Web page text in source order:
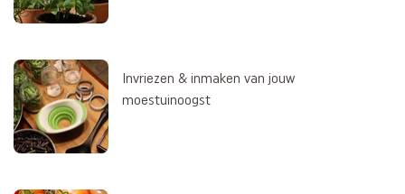
Invriezen & inmaken van jouw
moestuinoogst